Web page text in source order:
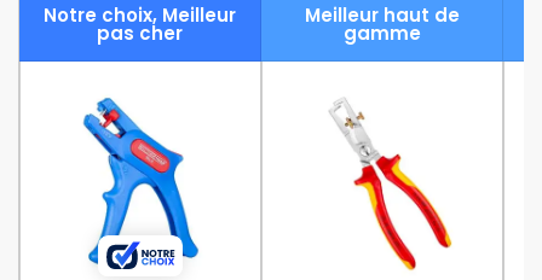
Notre choix, Meilleur
pas cher
Meilleur haut de
gamme